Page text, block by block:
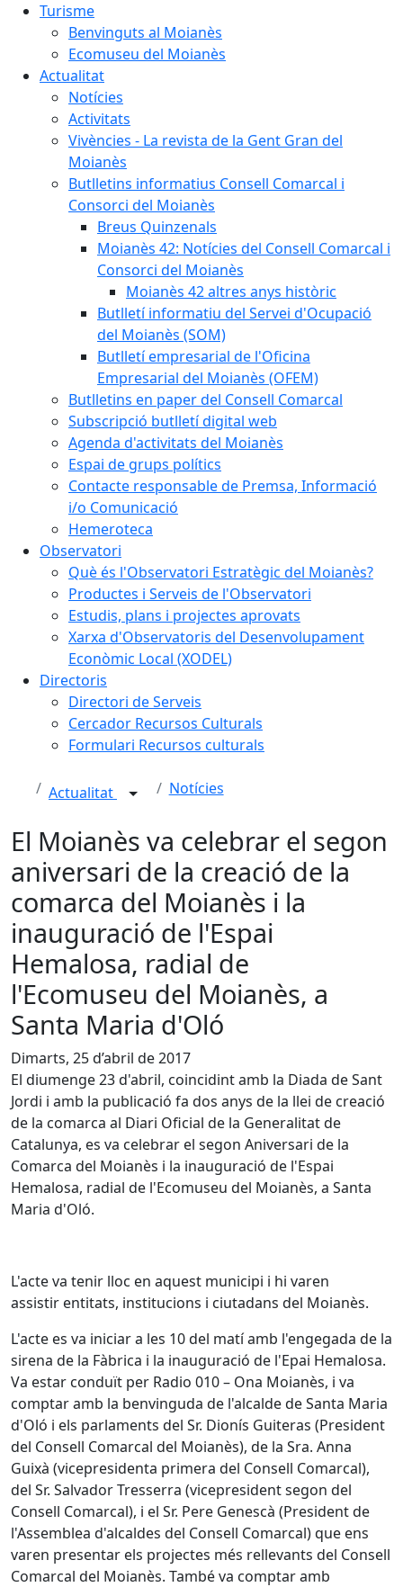
Turisme
Benvinguts al Moianès
Ecomuseu del Moianès
Actualitat
Notícies
Activitats
Vivències - La revista de la Gent Gran del
Moianès
Butlletins informatius Consell Comarcal i
Consorci del Moianès
Breus Quinzenals
Moianès 42: Notícies del Consell Comarcal i
Consorci del Moianès
Moianès 42 altres anys històric
Butlletí informatiu del Servei d'Ocupació
del Moianès (SOM)
Butlletí empresarial de l'Oficina
Empresarial del Moianès (OFEM)
Butlletins en paper del Consell Comarcal
Subscripció butlletí digital web
Agenda d'activitats del Moianès
Espai de grups polítics
Contacte responsable de Premsa, Informació
i/o Comunicació
Hemeroteca
Observatori
Què és l'Observatori Estratègic del Moianès?
Productes i Serveis de l'Observatori
Estudis, plans i projectes aprovats
Xarxa d'Observatoris del Desenvolupament
Econòmic Local (XODEL)
Directoris
Directori de Serveis
Cercador Recursos Culturals
Formulari Recursos culturals
Actualitat Notícies
El Moianès va celebrar el segon
aniversari de la creació de la
comarca del Moianès i la
inauguració de l'Espai
Hemalosa, radial de
l'Ecomuseu del Moianès, a
Santa Maria d'Oló
Dimarts, 25 d’abril de 2017
El diumenge 23 d'abril, coincidint amb la Diada de Sant
Jordi i amb la publicació fa dos anys de la llei de creació
de la comarca al Diari Oficial de la Generalitat de
Catalunya, es va celebrar el segon Aniversari de la
Comarca del Moianès i la inauguració de l'Espai
Hemalosa, radial de l'Ecomuseu del Moianès, a Santa
Maria d'Oló.
L'acte va tenir lloc en aquest municipi i hi varen
assistir entitats, institucions i ciutadans del Moianès.
L'acte es va iniciar a les 10 del matí amb l'engegada de la
sirena de la Fàbrica i la inauguració de l'Epai Hemalosa.
Va estar conduït per Radio 010 – Ona Moianès, i va
comptar amb la benvinguda de l'alcalde de Santa Maria
d'Oló i els parlaments del Sr. Dionís Guiteras (President
del Consell Comarcal del Moianès), de la Sra. Anna
Guixà (vicepresidenta primera del Consell Comarcal),
del Sr. Salvador Tresserra (vicepresident segon del
Consell Comarcal), i el Sr. Pere Genescà (President de
l'Assemblea d'alcaldes del Consell Comarcal) que ens
varen presentar els projectes més rellevants del Consell
Comarcal del Moianès. També va comptar amb